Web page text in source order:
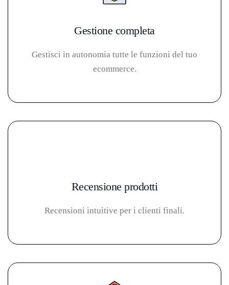
Gestione completa
Gestisci in autonomia tutte le funzioni del tuo
ecommerce.
Recensione prodotti
Recensioni intuitive per i clienti finali.